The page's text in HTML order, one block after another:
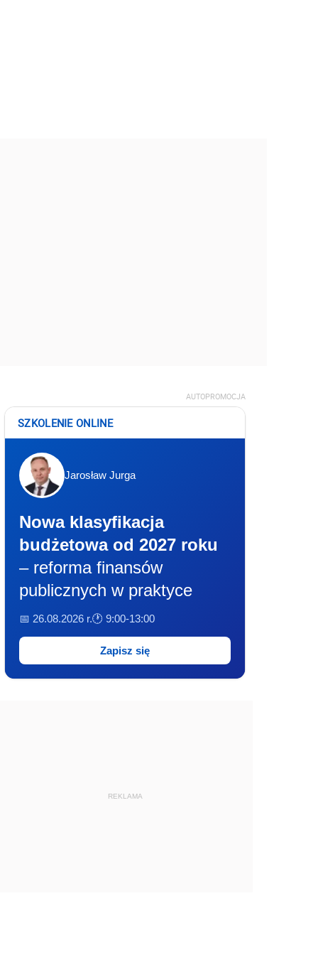
AUTOPROMOCJA
SZKOLENIE ONLINE
Jarosław Jurga
Nowa klasyfikacja
budżetowa od 2027 roku
– reforma finansów
publicznych w praktyce
📅 26.08.2026 r.🕐 9:00-13:00
Zapisz się
REKLAMA